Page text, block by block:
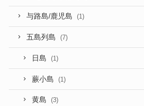
与路島/鹿児島 (1)
五島列島 (7)
日島 (1)
蕨小島 (1)
黄島 (3)